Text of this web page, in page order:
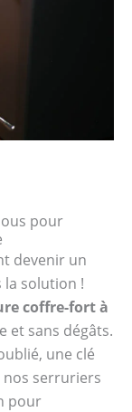
pour
devenir un
la solution !
coffre-fort à
et sans dégâts.
une clé
nos serruriers
pour